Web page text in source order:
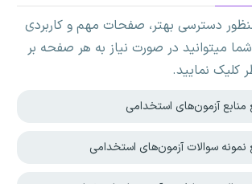
دسترسی بهتر، صفحات مهم و کاربردی
میتوانید در صورت نیاز به هر صفحه بر
کلیک نمایید.
آزمون‌های استخدامی
سوالات آزمون‌های استخدامی